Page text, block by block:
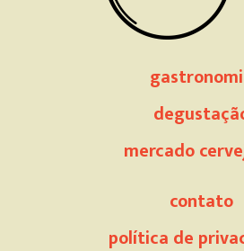
mercado
contato
política de